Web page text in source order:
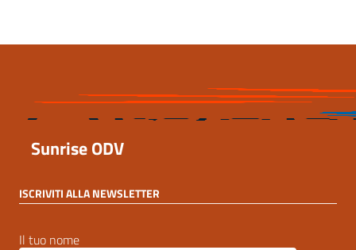
Sunrise ODV
ISCRIVITI ALLA NEWSLETTER
Il tuo nome